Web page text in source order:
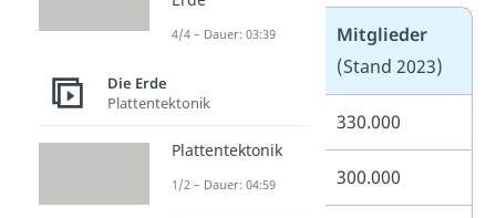
Stamm
Mitglieder
(Stand 2023)
330.000
Cherokee 300.000
4/4 – Dauer: 03:39
Die Erde
Plattentektonik
Plattentektonik
1/2 – Dauer: 04:59